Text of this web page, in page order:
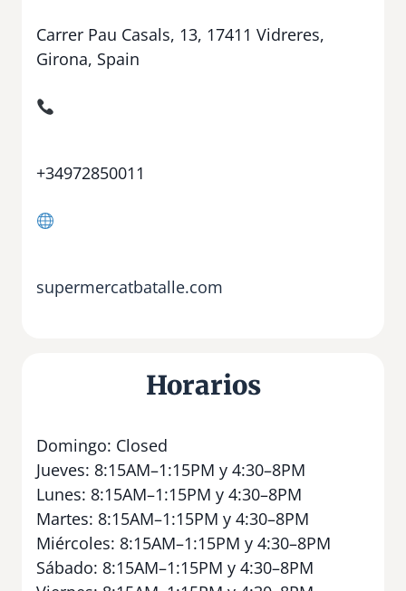
Carrer Pau Casals, 13, 17411 Vidreres,
Girona, Spain
+34972850011
supermercatbatalle.com
Horarios
Domingo: Closed
Jueves: 8:15AM–1:15PM y 4:30–8PM
Lunes: 8:15AM–1:15PM y 4:30–8PM
Martes: 8:15AM–1:15PM y 4:30–8PM
Miércoles: 8:15AM–1:15PM y 4:30–8PM
Sábado: 8:15AM–1:15PM y 4:30–8PM